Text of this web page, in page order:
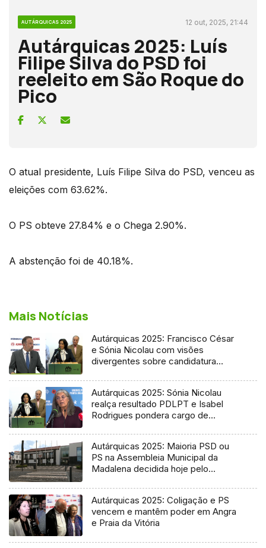
AUTÁRQUICAS 2025 12 out, 2025, 21:44
Autárquicas 2025: Luís
Filipe Silva do PSD foi
reeleito em São Roque do
Pico
O atual presidente, Luís Filipe Silva do PSD, venceu as
eleições com 63.62%.
O PS obteve 27.84% e o Chega 2.90%.
A abstenção foi de 40.18%.
Mais Notícias
Autárquicas 2025: Francisco César
e Sónia Nicolau com visões
divergentes sobre candidatura
Autárquicas 2025: Sónia Nicolau
realça resultado PDLPT e Isabel
Rodrigues pondera cargo de
Autárquicas 2025: Maioria PSD ou
PS na Assembleia Municipal da
Madalena decidida hoje pelo
Autárquicas 2025: Coligação e PS
vencem e mantêm poder em Angra
e Praia da Vitória